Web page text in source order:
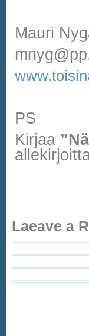
Mauri
PS
Kirjaa
Laeave a